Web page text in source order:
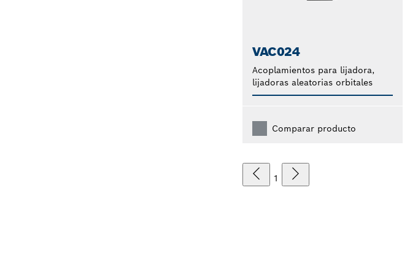
VAC024
Acoplamientos para lijadora,
lijadoras aleatorias orbitales
Comparar producto
1